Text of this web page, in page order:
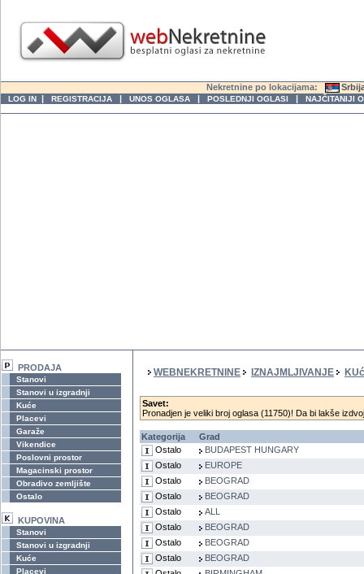
Nekretnine po lokacijama:
LOG IN | REGISTRACIJA | UNOS OGLASA | POSLEDNJI OGLASI | NAJČITANIJI
PRODAJA
Stanovi
Stanovi u izgradnji
Kuće
Placevi
Garaže
Vikendice
Poslovni prostor
Magacinski prostor
Obradivo zemljište
Ostalo
KUPOVINA
Stanovi
Stanovi u izgradnji
Kuće
Placevi
WEBNEKRETNINE IZNAJMLJIVANJE
Savet:
Pronadjen je veliki broj oglasa (11750)! Da bi lakše
Kategorija
Grad
Ostalo
BUDAPEST HUNGARY
Ostalo
EUROPE
Ostalo
BEOGRAD
Ostalo
BEOGRAD
Ostalo
ALL
Ostalo
BEOGRAD
Ostalo
BEOGRAD
Ostalo
BEOGRAD